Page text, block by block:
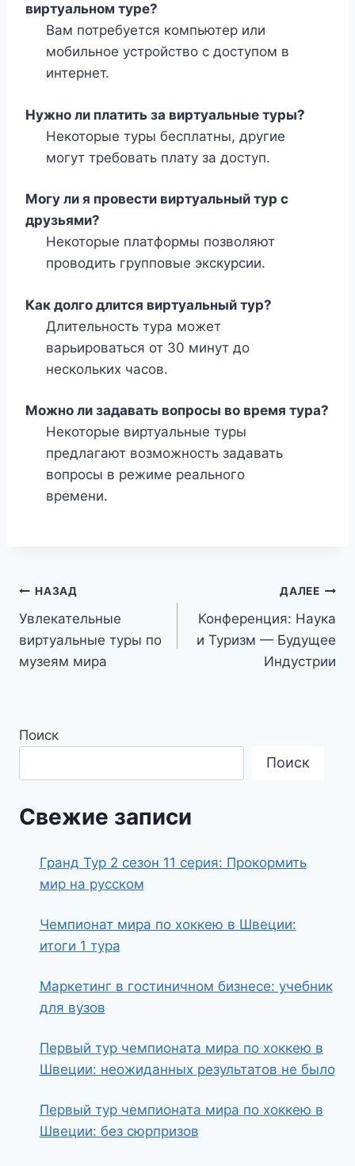
виртуальном туре?
Вам потребуется компьютер или
мобильное устройство с доступом в
интернет.
Нужно ли платить за виртуальные туры?
Некоторые туры бесплатны, другие
могут требовать плату за доступ.
Могу ли я провести виртуальный тур с
друзьями?
Некоторые платформы позволяют
проводить групповые экскурсии.
Как долго длится виртуальный тур?
Длительность тура может
варьироваться от 30 минут до
нескольких часов.
Можно ли задавать вопросы во время тура?
Некоторые виртуальные туры
предлагают возможность задавать
вопросы в режиме реального
времени.
Навигация
по
записям
НАЗАД
Увлекательные
виртуальные туры по
музеям мира
ДАЛЕЕ
Конференция: Наука
и Туризм — Будущее
Индустрии
Поиск
Поиск
Свежие записи
Гранд Тур 2 сезон 11 серия: Прокормить
мир на русском
Чемпионат мира по хоккею в Швеции:
итоги 1 тура
Маркетинг в гостиничном бизнесе: учебник
для вузов
Первый тур чемпионата мира по хоккею в
Швеции: неожиданных результатов не было
Первый тур чемпионата мира по хоккею в
Швеции: без сюрпризов